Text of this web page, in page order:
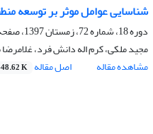
شناسایی عوامل موثر بر توسعه
دوره 18، شماره 72، زمستان 1397، صفحه
مجید ملکی، کرم اله دانش فرد،
مشاهده مقاله
اصل مقاله K